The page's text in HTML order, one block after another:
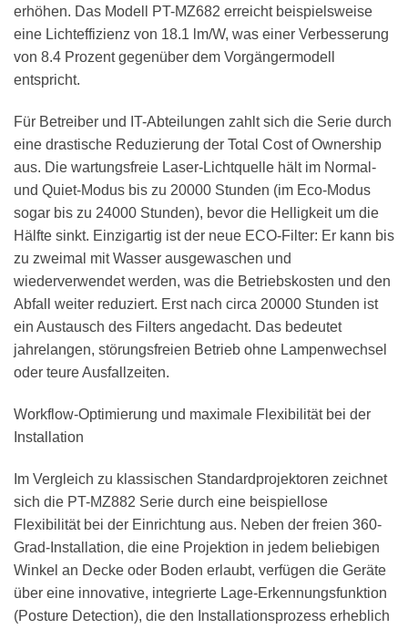
erhöhen. Das Modell PT-MZ682 erreicht beispielsweise
eine Lichteffizienz von 18.1 lm/W, was einer Verbesserung
von 8.4 Prozent gegenüber dem Vorgängermodell
entspricht.
Für Betreiber und IT-Abteilungen zahlt sich die Serie durch
eine drastische Reduzierung der Total Cost of Ownership
aus. Die wartungsfreie Laser-Lichtquelle hält im Normal-
und Quiet-Modus bis zu 20000 Stunden (im Eco-Modus
sogar bis zu 24000 Stunden), bevor die Helligkeit um die
Hälfte sinkt. Einzigartig ist der neue ECO-Filter: Er kann bis
zu zweimal mit Wasser ausgewaschen und
wiederverwendet werden, was die Betriebskosten und den
Abfall weiter reduziert. Erst nach circa 20000 Stunden ist
ein Austausch des Filters angedacht. Das bedeutet
jahrelangen, störungsfreien Betrieb ohne Lampenwechsel
oder teure Ausfallzeiten.
Workflow-Optimierung und maximale Flexibilität bei der
Installation
Im Vergleich zu klassischen Standardprojektoren zeichnet
sich die PT-MZ882 Serie durch eine beispiellose
Flexibilität bei der Einrichtung aus. Neben der freien 360-
Grad-Installation, die eine Projektion in jedem beliebigen
Winkel an Decke oder Boden erlaubt, verfügen die Geräte
über eine innovative, integrierte Lage-Erkennungsfunktion
(Posture Detection), die den Installationsprozess erheblich